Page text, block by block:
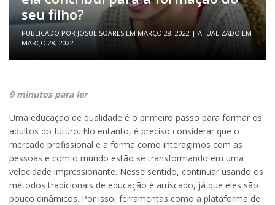
seu filho?
PUBLICADO POR JOSUE SOARES EMMARÇO 28, 2022 | ATUALIZADO EM
MARÇO 28, 2022
9 minutos para ler
Uma educação de qualidade é o primeiro passo para formar os
adultos do futuro. No entanto, é preciso considerar que o
mercado profissional e a forma como interagimos com as
pessoas e com o mundo estão se transformando em uma
velocidade impressionante. Nesse sentido, continuar usando os
métodos tradicionais de educação é arriscado, já que eles são
pouco dinâmicos. Por isso, ferramentas como a plataforma de